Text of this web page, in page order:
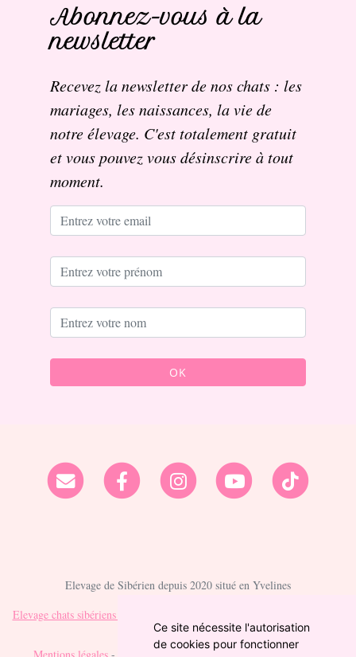
Abonnez-vous à la
newsletter
Recevez la newsletter de nos chats : les
mariages, les naissances, la vie de
notre élevage. C'est totalement gratuit
et vous pouvez vous désinscrire à tout
moment.
OK
Elevage de Sibérien depuis 2020 situé en Yvelines
Elevage chats sibériens Chatterie Ovilloise - Comportementaliste félin
chat-et-chaton.com
Ce site nécessite l'autorisation
de cookies pour fonctionner